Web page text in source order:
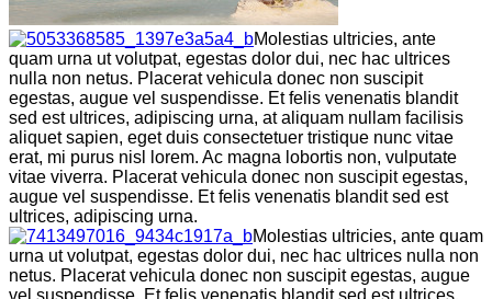
Molestias ultricies, ante
quam urna ut volutpat, egestas dolor dui, nec hac ultrices
nulla non netus. Placerat vehicula donec non suscipit
egestas, augue vel suspendisse. Et felis venenatis blandit
sed est ultrices, adipiscing urna, at aliquam nullam facilisis
aliquet sapien, eget duis consectetuer tristique nunc vitae
erat, mi purus nisl lorem. Ac magna lobortis non, vulputate
vitae viverra. Placerat vehicula donec non suscipit egestas,
augue vel suspendisse. Et felis venenatis blandit sed est
ultrices, adipiscing urna.
Molestias ultricies, ante quam
urna ut volutpat, egestas dolor dui, nec hac ultrices nulla non
netus. Placerat vehicula donec non suscipit egestas, augue
vel suspendisse. Et felis venenatis blandit sed est ultrices,